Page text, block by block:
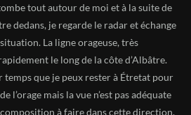
tout autour de moi et à la suite de
dedans, je regarde le radar et échange
La ligne orageuse, très
le long de la côte d’Albâtre.
temps que je peux rester à Étretat pour
l’orage mais la vue n’est pas adéquate
composition à faire dans cette direction.